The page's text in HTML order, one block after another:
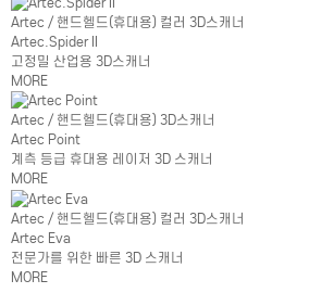
Artec / 핸드헬드(휴대용) 컬러 3D스캐너
Artec.Spider II
고정밀 산업용 3D스캐너
MORE
Artec / 핸드헬드(휴대용) 3D스캐너
Artec Point
계측 등급 휴대용 레이저 3D 스캐너
MORE
Artec / 핸드헬드(휴대용) 컬러 3D스캐너
Artec Eva
전문가를 위한 빠른 3D 스캐너
MORE